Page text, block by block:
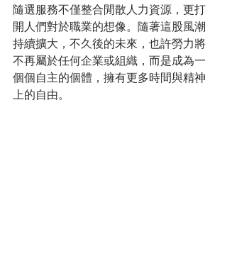
隨選服務不僅整合閒散人力資源，更打
開人們對於職業的想像。隨著這股風潮
持續擴大，不久後的未來，也許勞力將
不再屬於任何企業或組織，而是成為一
個個自主的個體，擁有更多時間與精神
上的自由。